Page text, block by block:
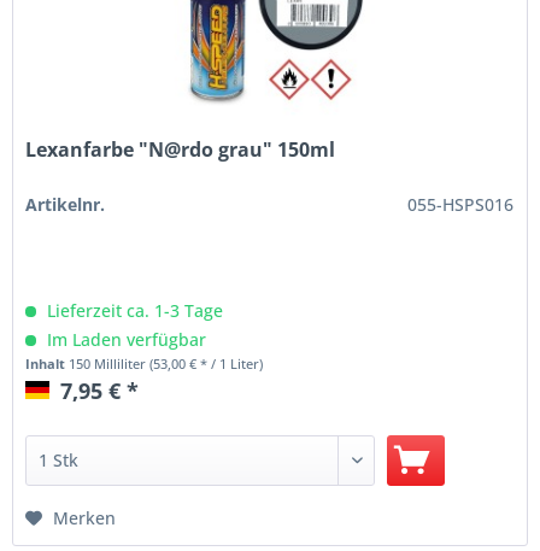
Lexanfarbe "N@rdo grau" 150ml
Artikelnr. 055-HSPS016
Lieferzeit ca. 1-3 Tage
Im Laden verfügbar
Inhalt 150 Milliliter(53,00 € * / 1 Liter)
7,95 € *
Merken